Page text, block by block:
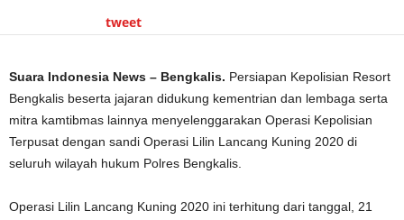
tweet
Suara Indonesia News – Bengkalis. Persiapan Kepolisian Resort
Bengkalis beserta jajaran didukung kementrian dan lembaga serta
mitra kamtibmas lainnya menyelenggarakan Operasi Kepolisian
Terpusat dengan sandi Operasi Lilin Lancang Kuning 2020 di
seluruh wilayah hukum Polres Bengkalis.
Operasi Lilin Lancang Kuning 2020 ini terhitung dari tanggal, 21